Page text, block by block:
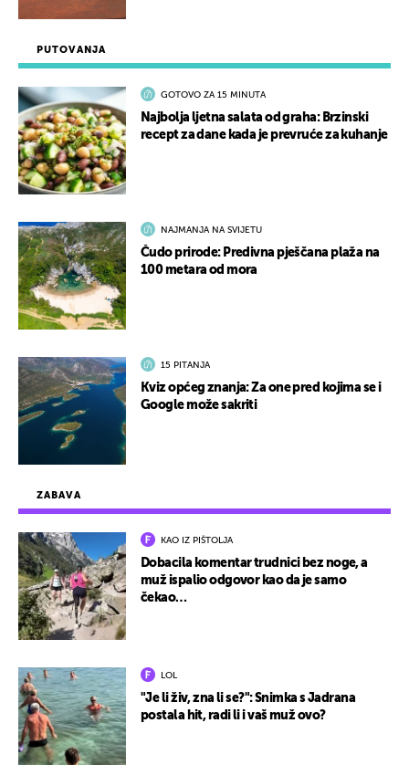
ZABAVA
KAO IZ PIŠTOLJA
Dobacila komentar trudnici bez noge, a
muž ispalio odgovor kao da je samo
čekao…
LOL
"Je li živ, zna li se?": Snimka s Jadrana
postala hit, radi li i vaš muž ovo?
PUTOVANJA
GOTOVO ZA 15 MINUTA
Najbolja ljetna salata od graha: Brzinski
recept za dane kada je prevruće za kuhanje
NAJMANJA NA SVIJETU
Čudo prirode: Predivna pješčana plaža na
100 metara od mora
15 PITANJA
Kviz općeg znanja: Za one pred kojima se i
Google može sakriti